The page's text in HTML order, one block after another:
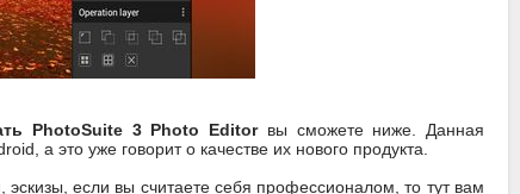
PhotoSuite 3 Photo Editorвы сможете ниже. Данная
а это уже говорит о качестве их нового продукта.
если вы считаете себя профессионалом, то тут вам